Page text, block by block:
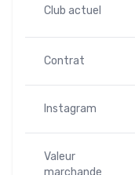
Club actuel
Contrat
Instagram
Valeur
marchande